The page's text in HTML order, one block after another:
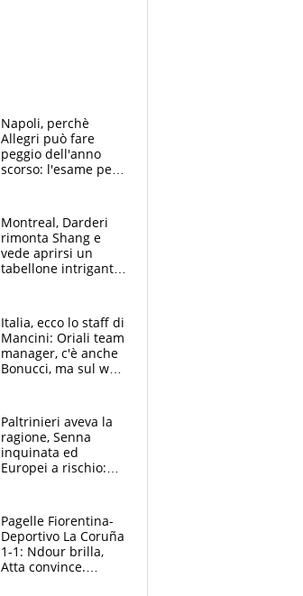
Napoli, perchè
Allegri può fare
peggio dell'anno
scorso: l'esame per
Monopoly
Montreal, Darderi
rimonta Shang e
vede aprirsi un
tabellone intrigante:
felice del mio livello"
Italia, ecco lo staff di
Mancini: Oriali team
manager, c'è anche
Bonucci, ma sul web
Paltrinieri aveva la
ragione, Senna
inquinata ed
Europei a rischio:
adesso
Pagelle Fiorentina-
Deportivo La Coruña
1-1: Ndour brilla,
Atta convince.